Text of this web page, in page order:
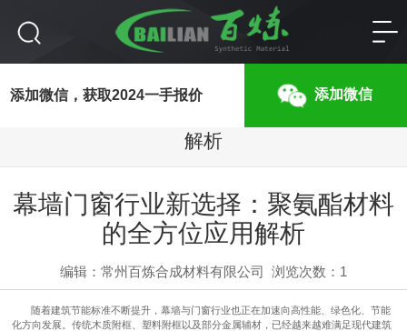
添加微信，获取2024一手报价 添加微信
幕墙门窗行业新选择：聚氨酯材料的全方位应用
解析
幕墙门窗行业新选择：聚氨酯材料
的全方位应用解析
编辑：常州百炼合成材料有限公司 浏览次数： 1
随着建筑节能标准不断提升，幕墙与门窗行业也正在加速向高性能、绿色化、节能
化方向发展。传统木质附框、塑料附框以及部分金属辅材，已经越来越难满足现代建筑